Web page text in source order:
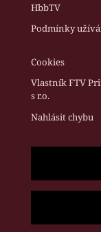
HbbTV
Podmínky
Cookies
Vlastník FTV
s r.o.
Nahlásit chybu